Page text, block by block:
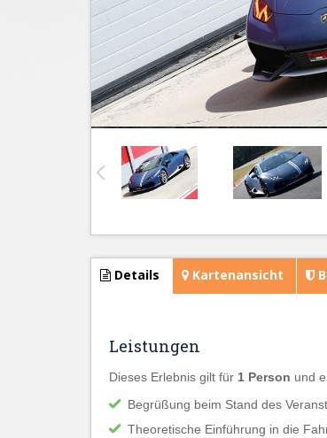
Details Kartenansicht
Leistungen
Dieses Erlebnis gilt für 1 Person und
Begrüßung beim Stand des
Theoretische Einführung in die